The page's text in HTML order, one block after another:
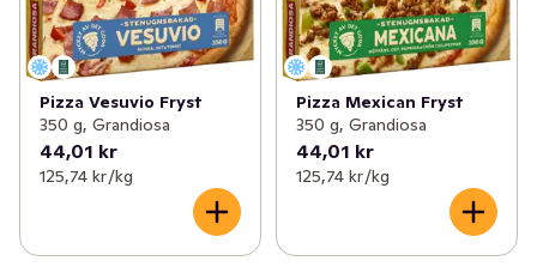
Pizza Vesuvio Fryst
350 g, Grandiosa
44,01 kr
125,74 kr /kg
Pizza Mexican Fryst
350 g, Grandiosa
44,01 kr
125,74 kr /kg